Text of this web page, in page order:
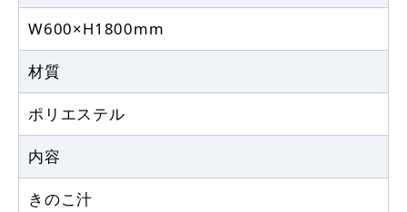
W600×H1800mm
材質
ポリエステル
内容
きのこ汁